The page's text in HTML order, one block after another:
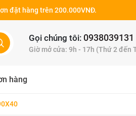
đặt hàng trên 200.000VNĐ.
Gọi chúng tôi: 0938039131
Giờ mở cửa: 9h - 17h (Thứ 2 đến
hàng